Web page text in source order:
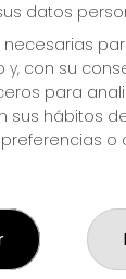
datos
necesarias
y, con su
para
sus hábitos
o